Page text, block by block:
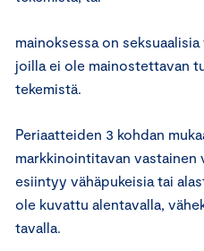
mainoksessa on
joilla ei ole mainostettavan
tekemistä.
Periaatteiden 3 kohdan
markkinointitavan vastainen
esiintyy vähäpukeisia tai
ole kuvattu alentavalla,
tavalla.